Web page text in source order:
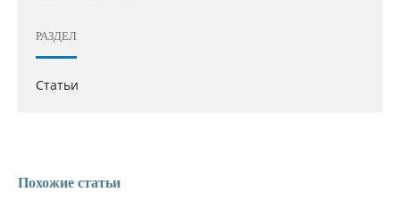
РАЗДЕЛ
Статьи
Похожие статьи